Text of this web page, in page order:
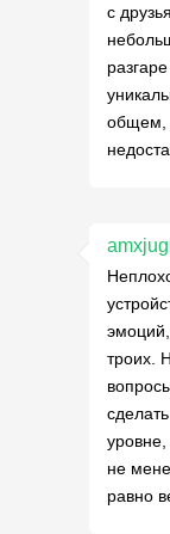
с
общем,
троих.
не
равно